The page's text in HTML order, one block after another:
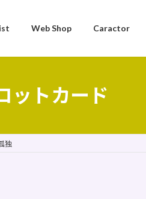
Web Shop Caractor
ットカード
独